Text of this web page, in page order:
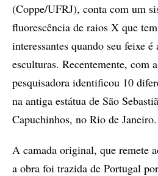
(Coppe/UFRJ), conta com um
fluorescência de raios X que
interessantes quando seu feixe
esculturas. Recentemente, com
pesquisadora identificou 10
na antiga estátua de São
Capuchinhos, no Rio de Janeiro.
A camada original, que remete
a obra foi trazida de Portugal